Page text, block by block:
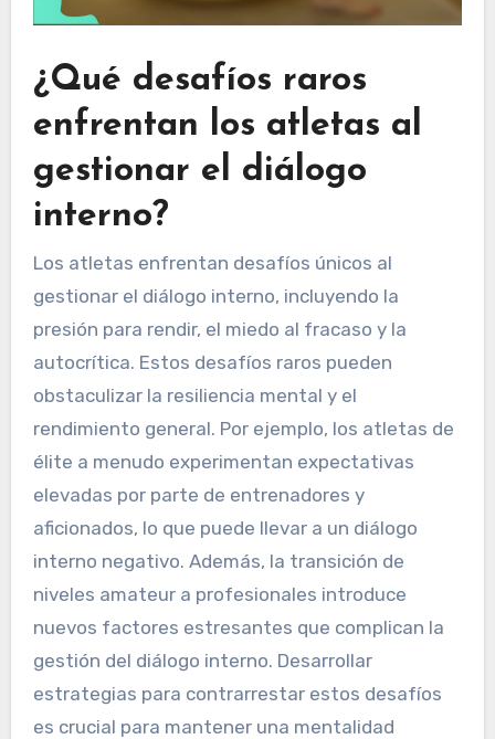
¿Qué desafíos raros
enfrentan los atletas al
gestionar el diálogo
interno?
Los atletas enfrentan desafíos únicos al
gestionar el diálogo interno, incluyendo la
presión para rendir, el miedo al fracaso y la
autocrítica. Estos desafíos raros pueden
obstaculizar la resiliencia mental y el
rendimiento general. Por ejemplo, los atletas de
élite a menudo experimentan expectativas
elevadas por parte de entrenadores y
aficionados, lo que puede llevar a un diálogo
interno negativo. Además, la transición de
niveles amateur a profesionales introduce
nuevos factores estresantes que complican la
gestión del diálogo interno. Desarrollar
estrategias para contrarrestar estos desafíos
es crucial para mantener una mentalidad